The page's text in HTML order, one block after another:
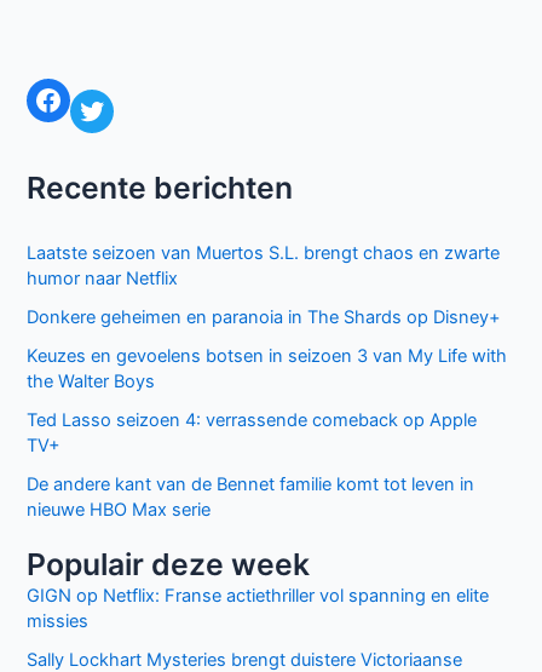
Facebook Twitter
Recente berichten
Laatste seizoen van Muertos S.L. brengt chaos en zwarte
humor naar Netflix
Donkere geheimen en paranoia in The Shards op Disney+
Keuzes en gevoelens botsen in seizoen 3 van My Life with
the Walter Boys
Ted Lasso seizoen 4: verrassende comeback op Apple
TV+
De andere kant van de Bennet familie komt tot leven in
nieuwe HBO Max serie
Populair deze week
GIGN op Netflix: Franse actiethriller vol spanning en elite
missies
Sally Lockhart Mysteries brengt duistere Victoriaanse